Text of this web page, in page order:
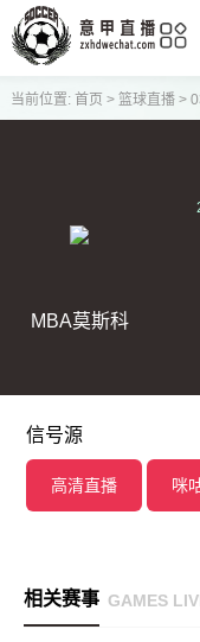
当前位置: 首页 > 篮球直播>
MBA莫斯科
信号源
高清直播 咪
相关赛事 GAMES